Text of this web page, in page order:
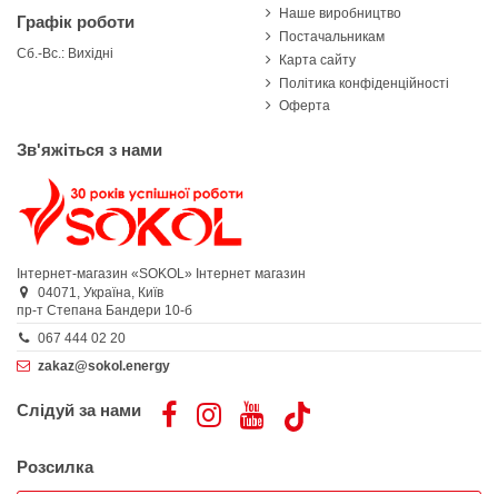
Графік роботи
Сб.-Вс.: Вихідні
Наше виробництво
Постачальникам
Карта сайту
Політика конфіденційності
Оферта
Зв'яжіться з нами
Інтернет-магазин «SOKOL» Інтернет магазин
04071, Україна, Київ
пр-т Степана Бандери 10-б
067 444 02 20
zakaz@sokol.energy
Слідуй за нами
Розсилка